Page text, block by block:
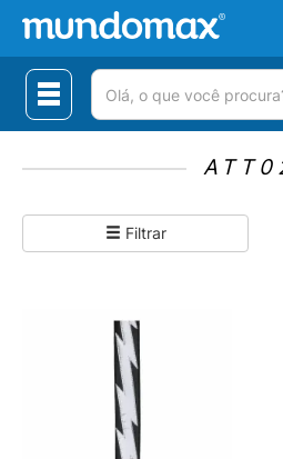
(pesquisar)
Filtrar